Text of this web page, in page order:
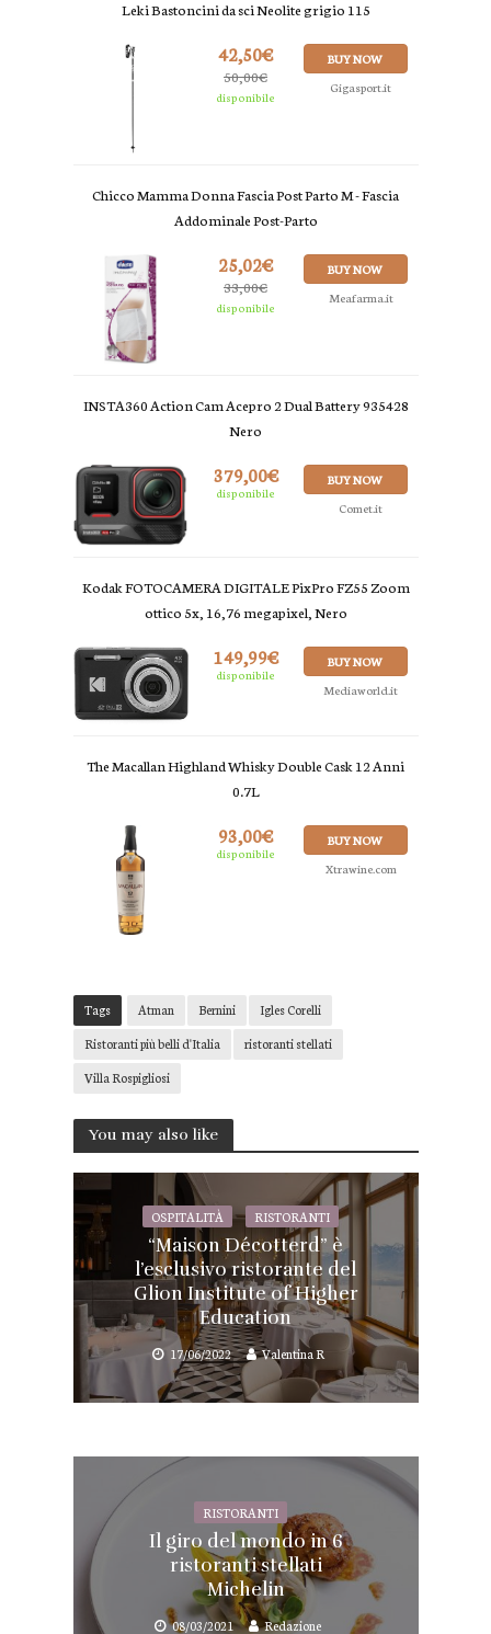
Leki Bastoncini da sci Neolite grigio 115
42,50€
50,00€
disponibile
BUY NOW
Gigasport.it
Chicco Mamma Donna Fascia Post Parto M - Fascia
Addominale Post-Parto
25,02€
33,00€
disponibile
BUY NOW
Meafarma.it
INSTA360 Action Cam Acepro 2 Dual Battery 935428
Nero
379,00€
disponibile
BUY NOW
Comet.it
Kodak FOTOCAMERA DIGITALE PixPro FZ55 Zoom
ottico 5x, 16,76 megapixel, Nero
149,99€
disponibile
BUY NOW
Mediaworld.it
The Macallan Highland Whisky Double Cask 12 Anni
0.7L
93,00€
disponibile
BUY NOW
Xtrawine.com
Tags Atman Bernini
Igles Corelli
Ristoranti più belli d'Italia
ristoranti stellati
Villa Rospigliosi
You may also like
OSPITALITÀ RISTORANTI
“Maison Décotterd” è
l’esclusivo ristorante del
Glion Institute of Higher
Education
17/06/2022 Valentina R
RISTORANTI
Il giro del mondo in 6
ristoranti stellati
Michelin
08/03/2021 Redazione